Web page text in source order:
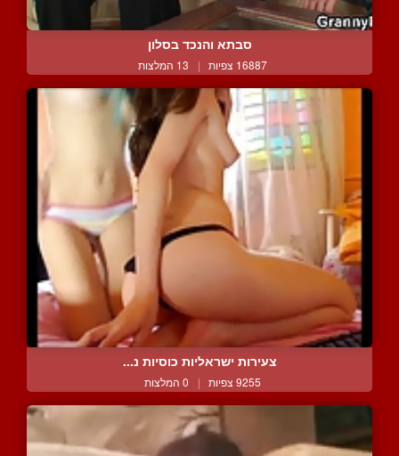
סבתא והנכד בסלון
16887 צפיות | 13 המלצות
צעירות ישראליות כוסיות נ...
9255 צפיות | 0 המלצות